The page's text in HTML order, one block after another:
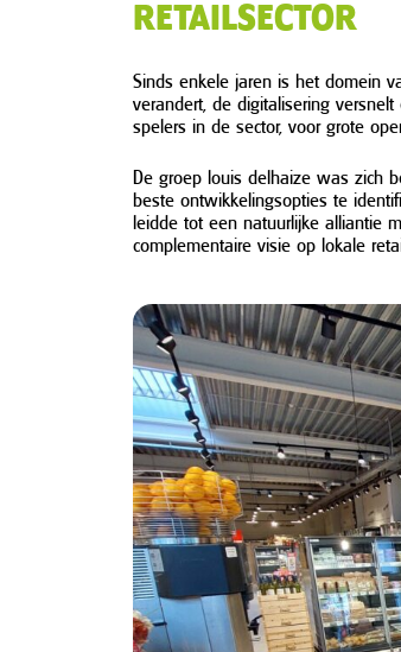
RETAILSECTOR
Sinds enkele jaren is het domein
verandert, de digitalisering
spelers in de sector, voor grote
De groep louis delhaize was zich
beste ontwikkelingsopties te
leidde tot een natuurlijke alliantie
complementaire visie op lokale